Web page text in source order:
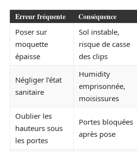
Erreur fréquente Conséquence
Poser sur
moquette
épaisse
Sol instable,
risque de casse
des clips
Négliger l’état
sanitaire
Humidity
emprisonnée,
moisissures
Oublier les
hauteurs sous
les portes
Portes bloquées
après pose